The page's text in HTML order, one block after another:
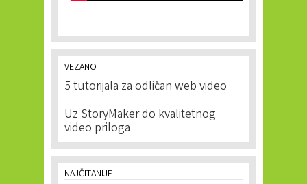
VEZANO
5 tutorijala za odličan web video
Uz StoryMaker do kvalitetnog
video priloga
NAJČITANIJE